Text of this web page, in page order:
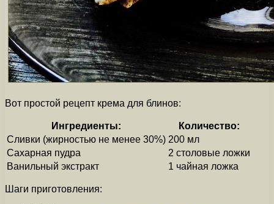
Вот простой рецепт крема для блинов:
Ингредиенты:
Количество:
Сливки (жирностью не менее 30%) 200 мл
Сахарная пудра
2 столовые ложки
Ванильный экстракт
1 чайная ложка
Шаги приготовления: